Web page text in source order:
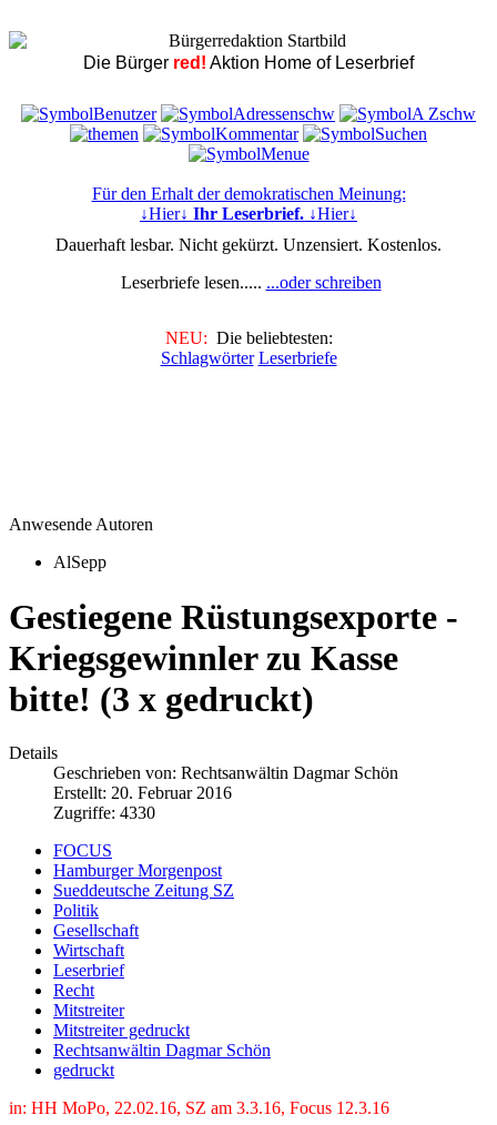
Die Bürger red! Aktion Home of Leserbrief
Für den Erhalt der demokratischen Meinung:
↓Hier↓ Ihr Leserbrief. ↓Hier↓
Dauerhaft lesbar. Nicht gekürzt. Unzensiert. Kostenlos.
Leserbriefe lesen..... ...oder schreiben
NEU: Die beliebtesten:
Schlagwörter Leserbriefe
Anwesende Autoren
AlSepp
Gestiegene Rüstungsexporte -
Kriegsgewinnler zu Kasse
bitte! (3 x gedruckt)
Details
Geschrieben von: Rechtsanwältin Dagmar Schön
Erstellt: 20. Februar 2016
Zugriffe: 4330
FOCUS
Hamburger Morgenpost
Sueddeutsche Zeitung SZ
Politik
Gesellschaft
Wirtschaft
Leserbrief
Recht
Mitstreiter
Mitstreiter gedruckt
Rechtsanwältin Dagmar Schön
gedruckt
in: HH MoPo, 22.02.16, SZ am 3.3.16, Focus 12.3.16